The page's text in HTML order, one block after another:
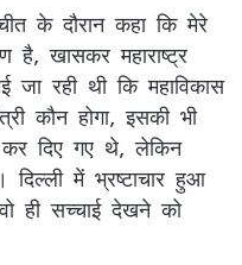
के दौरान कहा कि मेरे
खासकर महाराष्ट्र
रही थी कि महाविकास
कौन होगा, इसकी भी
दिए गए थे, लेकिन
में भ्रष्टाचार हुआ
ही सच्चाई देखने को